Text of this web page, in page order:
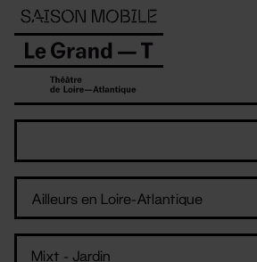
Panneau de gestion des cookies